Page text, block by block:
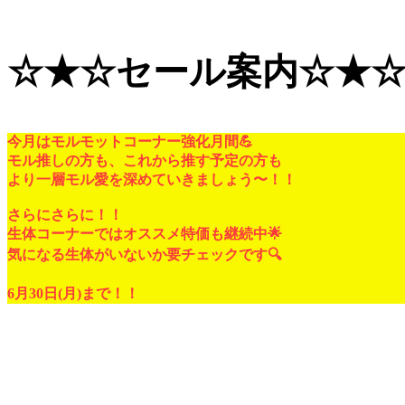
☆★☆セール案内
今月はモルモットコーナー強化月間💪
モル推しの方も、これから推す予定の方も
より一層モル愛を深めていきましょう〜！！
さらにさらに！！
生体コーナーではオススメ特価も継続中🌟
気になる生体がいないか要チェックです🔍
6月30日(月)まで！！